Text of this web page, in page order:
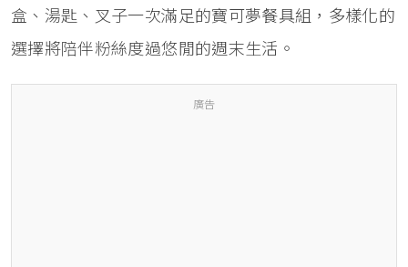
盒、湯匙、叉子一次滿足的寶可夢餐具組，多樣化的
選擇將陪伴粉絲度過悠閒的週末生活。
廣告